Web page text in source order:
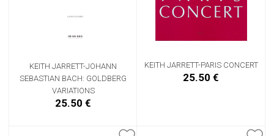
KEITH JARRETT-JOHANN
SEBASTIAN BACH: GOLDBERG
VARIATIONS
25.50 €
KEITH JARRETT-PARIS CONCERT
25.50 €